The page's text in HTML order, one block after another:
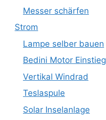
Messer schärfen
Strom
Lampe selber bauen
Bedini Motor Einstieg
Vertikal Windrad
Teslaspule
Solar Inselanlage